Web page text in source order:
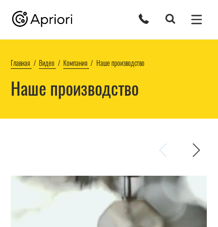
Главная Видео Компания Наше производство
Наше производство